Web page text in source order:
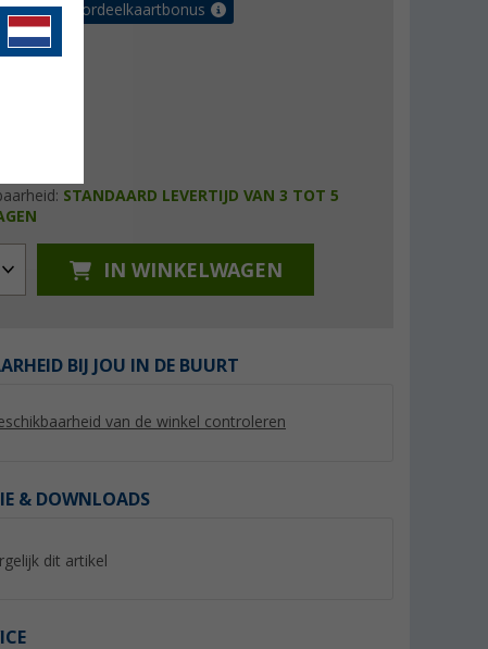
tot 5% voordeelkaartbonus
STANDAARD LEVERTIJD VAN 3 TOT 5
IN WINKELWAGEN
BIJ JOU IN DE BUURT
van de winkel controleren
& DOWNLOADS
dit artikel